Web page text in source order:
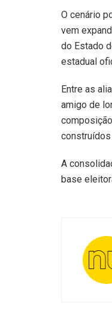
O cenário
vem
do Estado
estadual
Entre as
amigo de
construídos
A
base